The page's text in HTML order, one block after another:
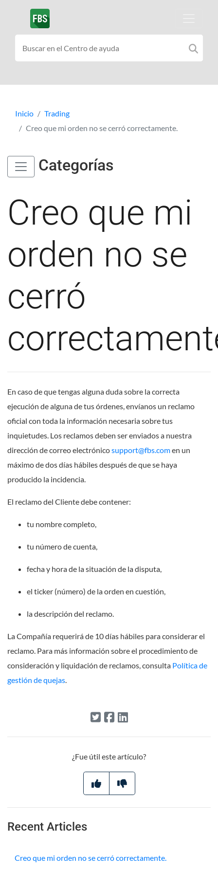
Inicio
Trading
Creo que mi orden no se cerró correctamente.
Categorías
Creo que mi
orden no se
cerró
En caso de que tengas alguna duda sobre la correcta
ejecución de alguna de tus órdenes, envíanos un reclamo
oficial con toda la información necesaria sobre tus
inquietudes. Los reclamos deben ser enviados a nuestra
dirección de correo electrónicosupport@fbs.comen un
máximo de dos días hábiles después de que se haya
producido la incidencia.
El reclamo del Cliente debe contener:
tu nombre completo,
tu número de cuenta,
fecha y hora de la situación de la disputa,
el ticker (número) de la orden en cuestión,
la descripción del reclamo.
La Compañía requerirá de 10 días hábiles para considerar el
reclamo. Para más información sobre el procedimiento de
consideración y liquidación de reclamos, consulta Política de
gestión de quejas
¿Fue útil este artículo?
Recent Articles
Creo que mi orden no se cerró correctamente.